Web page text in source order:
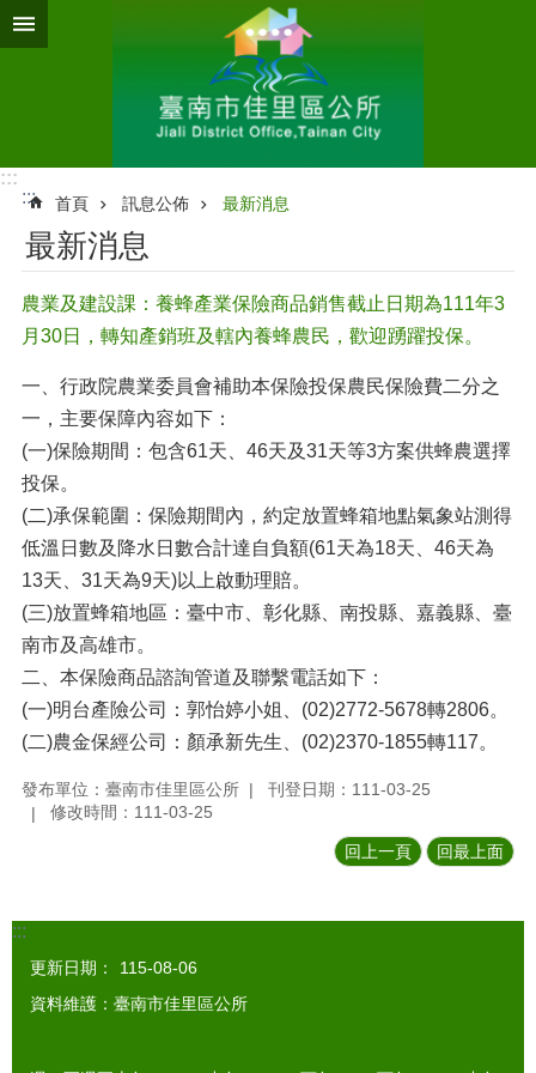
跳到主要內容區塊
:::
:::
首頁 訊息公佈 最新消息
最新消息
農業及建設課：養蜂產業保險商品銷售截止日期為111年3
月30日，轉知產銷班及轄內養蜂農民，歡迎踴躍投保。
一、行政院農業委員會補助本保險投保農民保險費二分之
一，主要保障內容如下：
(一)保險期間：包含61天、46天及31天等3方案供蜂農選擇
投保。
(二)承保範圍：保險期間內，約定放置蜂箱地點氣象站測得
低溫日數及降水日數合計達自負額(61天為18天、46天為
13天、31天為9天)以上啟動理賠。
(三)放置蜂箱地區：臺中市、彰化縣、南投縣、嘉義縣、臺
南市及高雄市。
二、本保險商品諮詢管道及聯繫電話如下：
(一)明台產險公司：郭怡婷小姐、(02)2772-5678轉2806。
(二)農金保經公司：顏承新先生、(02)2370-1855轉117。
發布單位：臺南市佳里區公所
刊登日期：111-03-25
修改時間：111-03-25
回上一頁 回最上面
:::
更新日期：
115-08-06
資料維護：臺南市佳里區公所